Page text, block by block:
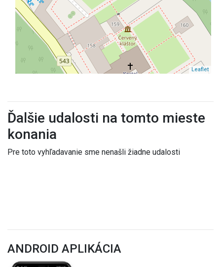
Leaflet
Ďalšie udalosti na tomto mieste
konania
Pre toto vyhľadavanie sme nenašli žiadne udalosti
ANDROID APLIKÁCIA